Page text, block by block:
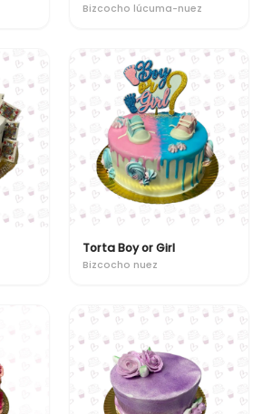
Bizcocho lúcuma-nuez
Torta Boy or Girl
Bizcocho nuez